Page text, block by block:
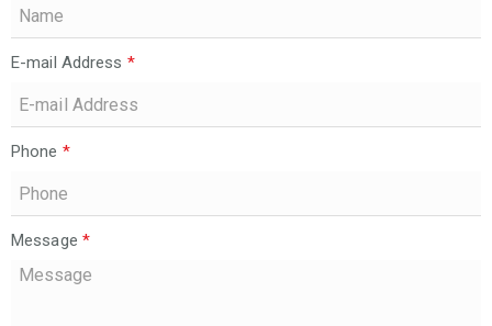
E-mail Address *
Phone *
Message *